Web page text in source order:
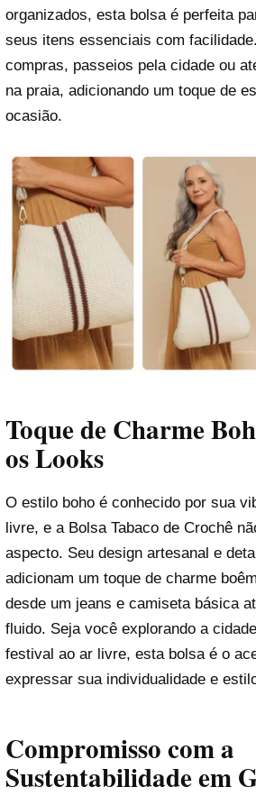
organizados, esta bolsa é perfeita
seus itens essenciais com
compras, passeios pela cidade ou
na praia, adicionando um toque de
ocasião.
Toque de Charme
os Looks
O estilo boho é conhecido por sua
livre, e a Bolsa Tabaco de Crochê
aspecto. Seu design artesanal e
adicionam um toque de charme
desde um jeans e camiseta básica
fluido. Seja você explorando a
festival ao ar livre, esta bolsa é o
expressar sua individualidade e
Compromisso com a
Sustentabilidade em